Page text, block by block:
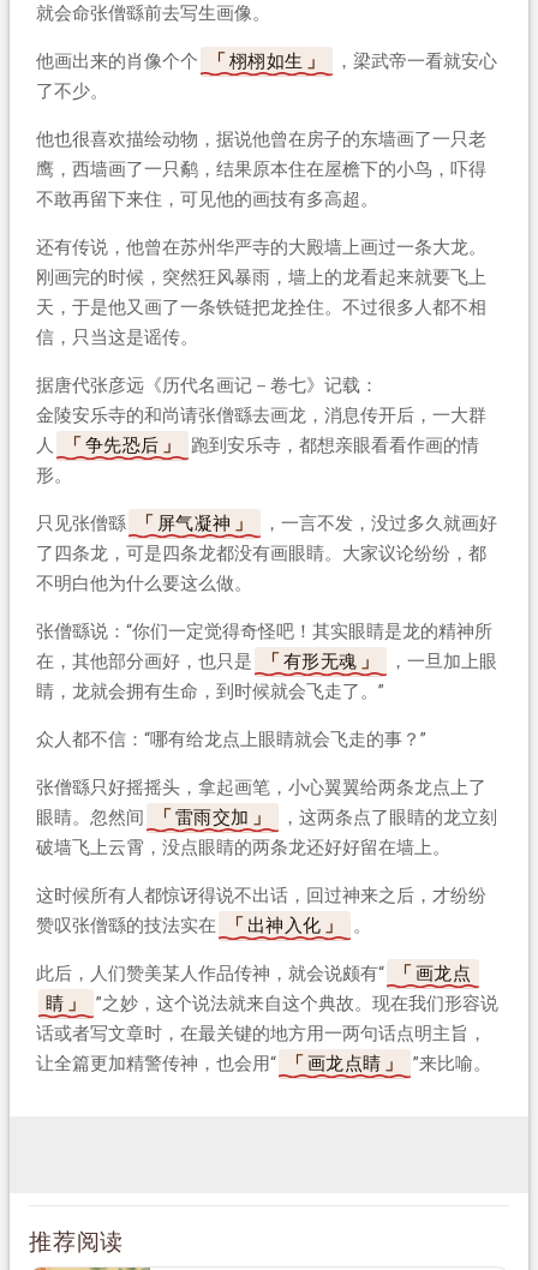
就会命张僧繇前去写生画像。
他画出来的肖像个个 栩栩如生
，梁武帝一看就安心
了不少。
他也很喜欢描绘动物，据说他曾在房子的东墙画了一只老
鹰，西墙画了一只鹬，结果原本住在屋檐下的小鸟，吓得
不敢再留下来住，可见他的画技有多高超。
还有传说，他曾在苏州华严寺的大殿墙上画过一条大龙。
刚画完的时候，突然狂风暴雨，墙上的龙看起来就要飞上
天，于是他又画了一条铁链把龙拴住。不过很多人都不相
信，只当这是谣传。
据唐代张彦远《历代名画记－卷七》记载：
金陵安乐寺的和尚请张僧繇去画龙，消息传开后，一大群
人
争先恐后
跑到安乐寺，都想亲眼看看作画的情
形。
只见张僧繇 屏气凝神
，一言不发，没过多久就画好
了四条龙，可是四条龙都没有画眼睛。大家议论纷纷，都
不明白他为什么要这么做。
张僧繇说：“你们一定觉得奇怪吧！其实眼睛是龙的精神所
在，其他部分画好，也只是
有形无魂
，一旦加上眼
睛，龙就会拥有生命，到时候就会飞走了。”
众人都不信：“哪有给龙点上眼睛就会飞走的事？”
张僧繇只好摇摇头，拿起画笔，小心翼翼给两条龙点上了
眼睛。忽然间
雷雨交加
，这两条点了眼睛的龙立刻
破墙飞上云霄，没点眼睛的两条龙还好好留在墙上。
这时候所有人都惊讶得说不出话，回过神来之后，才纷纷
赞叹张僧繇的技法实在
出神入化 。
此后，人们赞美某人作品传神，就会说颇有“
画龙点
睛
”之妙，这个说法就来自这个典故。现在我们形容说
话或者写文章时，在最关键的地方用一两句话点明主旨，
让全篇更加精警传神，也会用“
画龙点睛 ”来比喻。
推荐阅读